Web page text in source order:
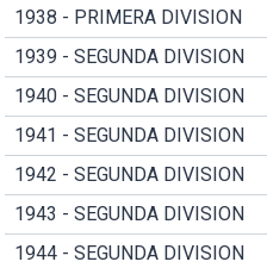
1938 - PRIMERA DIVISION
1939 - SEGUNDA DIVISION
1940 - SEGUNDA DIVISION
1941 - SEGUNDA DIVISION
1942 - SEGUNDA DIVISION
1943 - SEGUNDA DIVISION
1944 - SEGUNDA DIVISION